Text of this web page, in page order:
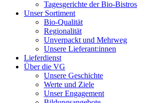
Tagesgerichte der Bio-Bistros
Unser Sortiment
Bio-Qualität
Regionalität
Unverpackt und Mehrweg
Unsere Lieferant:innen
Lieferdienst
Über die VG
Unsere Geschichte
Werte und Ziele
Unser Engagement